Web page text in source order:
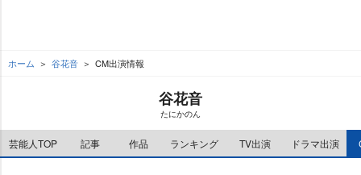
ホーム 谷花音 CM出演情報
谷花音
たにかのん
芸能人TOP 記事 作品 ランキング TV出演 ドラマ出演